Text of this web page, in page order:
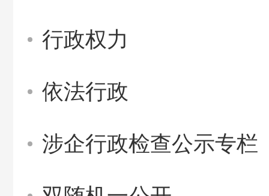
行政权力
依法行政
涉企行政检查公示专栏